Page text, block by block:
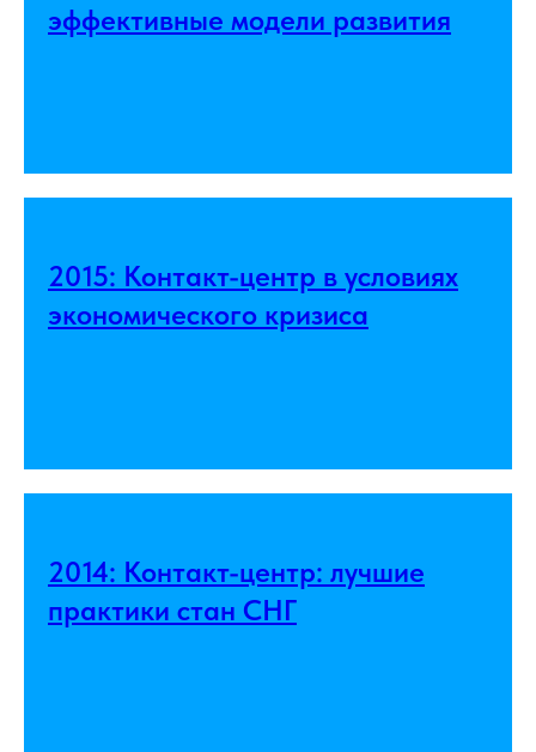
эффективные модели развития
2015: Контакт-центр в условиях
экономического кризиса
2014: Контакт-центр: лучшие
практики стан СНГ